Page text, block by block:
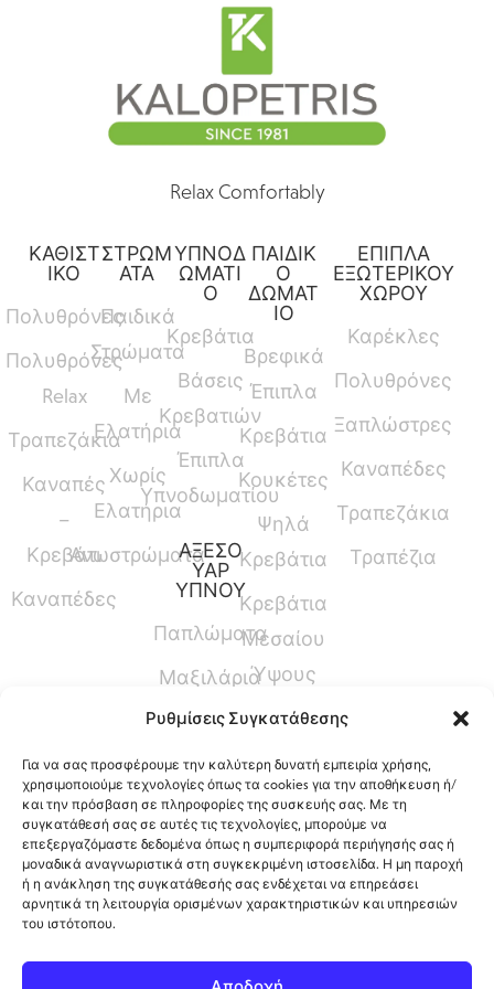
Ρυθμίσεις Συγκατάθεσης
Για να σας προσφέρουμε την καλύτερη δυνατή εμπειρία χρήσης,
χρησιμοποιούμε τεχνολογίες όπως τα cookies για την αποθήκευση ή/
και την πρόσβαση σε πληροφορίες της συσκευής σας. Με τη
συγκατάθεσή σας σε αυτές τις τεχνολογίες, μπορούμε να
επεξεργαζόμαστε δεδομένα όπως η συμπεριφορά περιήγησής σας ή
μοναδικά αναγνωριστικά στη συγκεκριμένη ιστοσελίδα. Η μη παροχή
ή η ανάκληση της συγκατάθεσής σας ενδέχεται να επηρεάσει
αρνητικά τη λειτουργία ορισμένων χαρακτηριστικών και υπηρεσιών
του ιστότοπου.
Relax Comfortably
ΚΑΘΙΣΤ
ΙΚΟ
Πολυθρόνες
Πολυθρόνες
Relax
Τραπεζάκια
Καναπές
–
Κρεβάτι
Καναπέδες
ΣΤΡΩΜ
ΑΤΑ
Παιδικά
Στρώματα
Με
Ελατήρια
Χωρίς
Ελατήρια
Ανωστρώματα
ΥΠΝΟΔ
ΩΜΑΤΙ
Ο
Κρεβάτια
Βάσεις
Κρεβατιών
Έπιπλα
Υπνοδωματίου
ΑΞΕΣΟ
ΥΑΡ
ΥΠΝΟΥ
Παπλώματα
Μαξιλάρια
Προστατευτικά
Καλύμματα
ΠΑΙΔΙΚ
Ο
ΔΩΜΑΤ
ΙΟ
Βρεφικά
Έπιπλα
Κρεβάτια
Κουκέτες
Ψηλά
Κρεβάτια
Κρεβάτια
Μεσαίου
Ύψους
Γραφεία
ΕΠΙΠΛΑ
ΕΞΩΤΕΡΙΚΟΥ
ΧΩΡΟΥ
Καρέκλες
Πολυθρόνες
Ξαπλώστρες
Καναπέδες
Τραπεζάκια
Τραπέζια
12ο Χλμ. Ρόδου-Λίνδου, Φαληράκι, Ρόδος,
Ελλάδα
Copyright 2026 ©
Πολιτική Cookies